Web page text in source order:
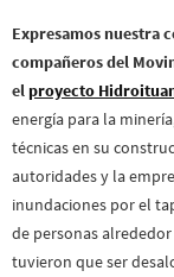
Expresamos nuestra
compañeros del
el proyecto
energía para la
técnicas en su
autoridades y la
inundaciones por el
de personas
tuvieron que ser